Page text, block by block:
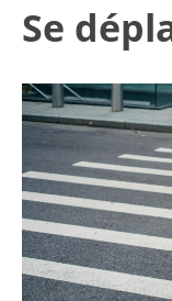
Se